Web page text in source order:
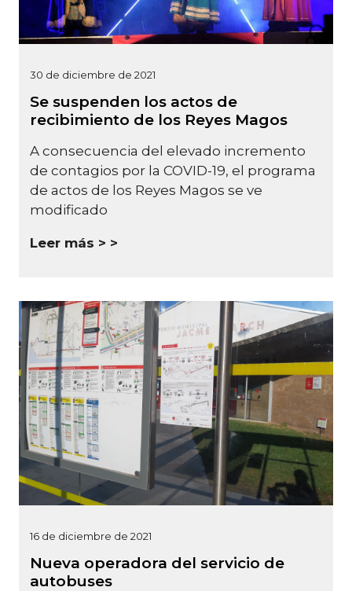
30 de diciembre de 2021
Se suspenden los actos de
recibimiento de los Reyes Magos
A consecuencia del elevado incremento
de contagios por la COVID-19, el programa
de actos de los Reyes Magos se ve
modificado
Leer más >
16 de diciembre de 2021
Nueva operadora del servicio de
autobuses